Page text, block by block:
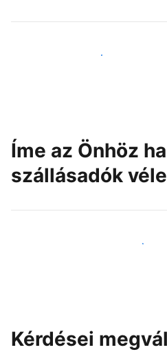
Érjen el új vendégeket még
Íme az Önhöz
szállásadók
Csatlakozzon Önhöz
Kérdései